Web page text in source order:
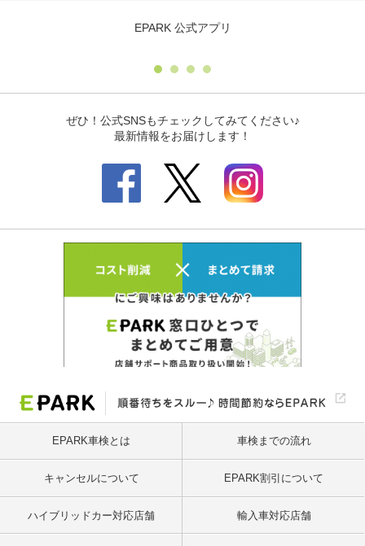
EPARK車検とは 車検までの流れ
キャンセルについて EPARK割引について
ハイブリッドカー対応店舗 輸入車対応店舗